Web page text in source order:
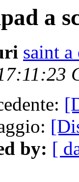
a
saint
by: [